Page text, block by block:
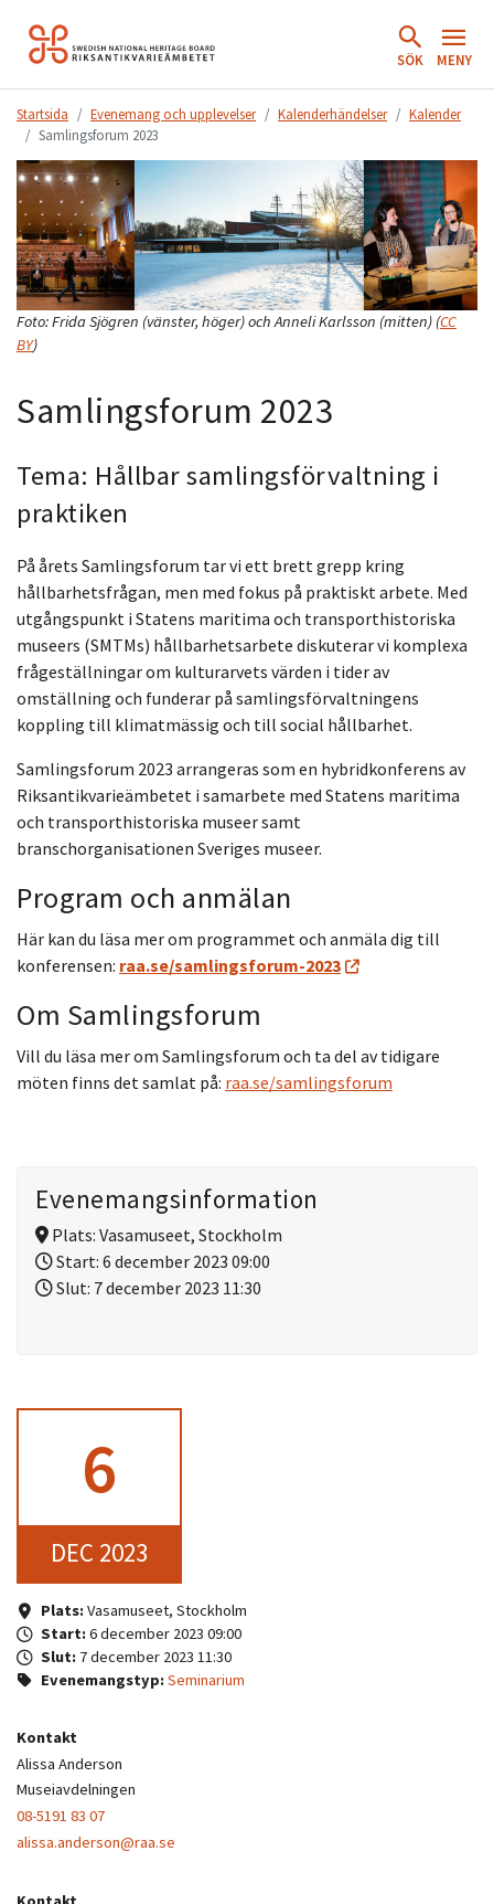
Hoppa
till
SÖK MENY
Startsida Evenemang och upplevelser Kalenderhändelser
Kalender
Samlingsforum 2023
Foto:Frida Sjögren (vänster, höger) och Anneli Karlsson (mitten) (CC
BY)
Samlingsforum 2023
Tema: Hållbar samlingsförvaltning i
praktiken
På årets Samlingsforum tar vi ett brett grepp kring
hållbarhetsfrågan, men med fokus på praktiskt arbete. Med
utgångspunkt i Statens maritima och transporthistoriska
museers (SMTMs) hållbarhetsarbete diskuterar vi komplexa
frågeställningar om kulturarvets värden i tider av
omställning och funderar på samlingsförvaltningens
koppling till klimatmässig och till social hållbarhet.
Samlingsforum 2023 arrangeras som en hybridkonferens av
Riksantikvarieämbetet i samarbete med Statens maritima
och transporthistoriska museer samt
branschorganisationen Sveriges museer.
Program och anmälan
Här kan du läsa mer om programmet och anmäla dig till
konferensen: raa.se/samlingsforum-2023
Om Samlingsforum
Vill du läsa mer om Samlingsforum och ta del av tidigare
möten finns det samlat på: raa.se/samlingsforum
Evenemangsinformation
Plats: Vasamuseet, Stockholm
Start: 6 december 2023 09:00
Slut: 7 december 2023 11:30
6
DEC 2023
Plats:Vasamuseet, Stockholm
Start:6 december 2023 09:00
Slut: 7 december 2023 11:30
Evenemangstyp:Seminarium
Kontakt
Alissa Anderson
Museiavdelningen
08-5191 83 07
alissa.anderson@raa.se